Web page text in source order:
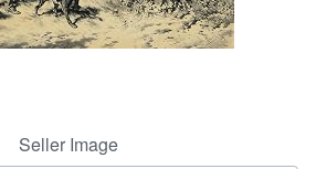
Seller Image